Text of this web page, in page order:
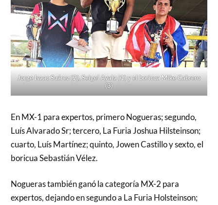
Jorge Isaac Suárez (2), Seigel Ayala (1) y el boricua Mike Cabrero
(3)
En MX-1 para expertos, primero Nogueras; segundo,
Luís Alvarado Sr; tercero, La Furia Joshua Hilsteinson;
cuarto, Luís Martínez; quinto, Jowen Castillo y sexto, el
boricua Sebastián Vélez.
Nogueras también ganó la categoría MX-2 para
expertos, dejando en segundo a La Furia Holsteinson;